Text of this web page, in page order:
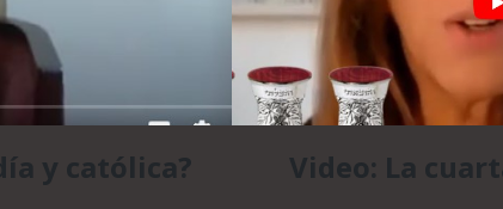
y católica? Video: La